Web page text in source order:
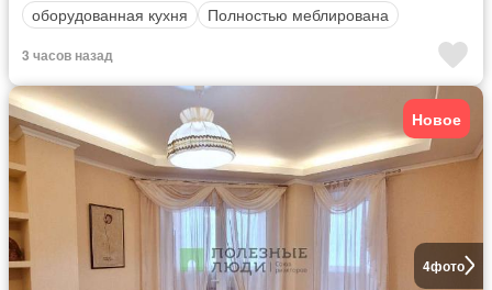
оборудованная кухня
Полностью меблирована
3 часов назад
4фото
Новое